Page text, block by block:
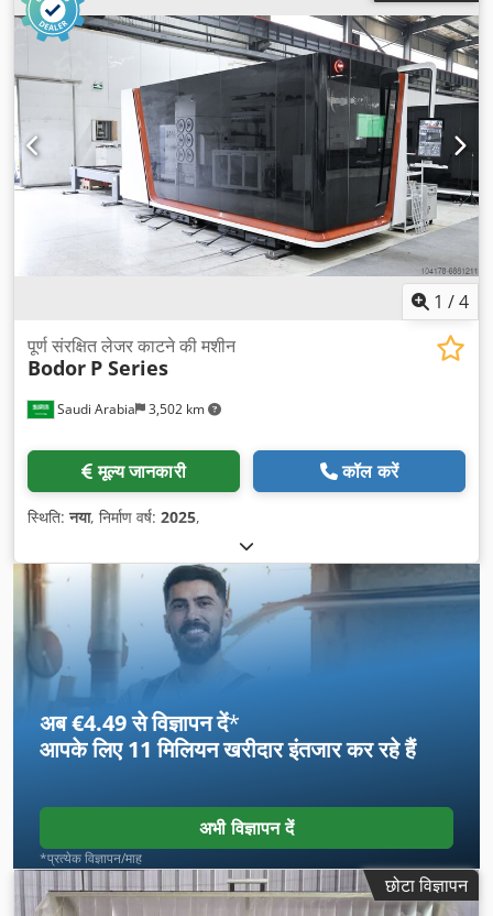
1 /4
Saudi Arabia 3,502 km
पूर्ण संरक्षित लेजर काटने की मशीन
Bodor P Series
मूल्य जानकारी कॉल करें
स्थिति:नया, निर्माण वर्ष: 2025,
अब €4.49 से विज्ञापन दें*
आपके लिए11 मिलियन खरीदारइंतजार कर रहे हैं
अभी विज्ञापन दें
*प्रत्येक विज्ञापन/माह
छोटा विज्ञापन